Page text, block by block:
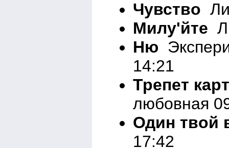
Чувство
Милу'йте
Ню
14:21
Трепет
любовная
Один твой
17:42